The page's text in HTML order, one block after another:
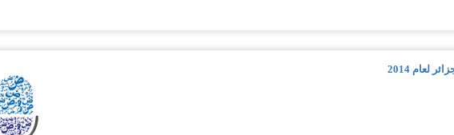
لعام 2014